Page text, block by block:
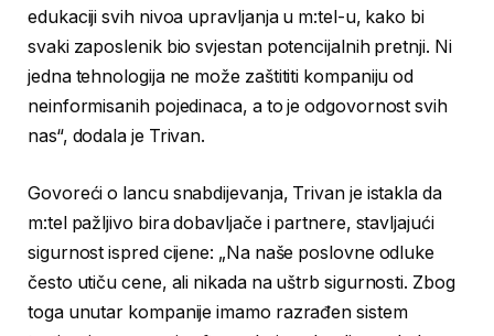
edukaciji svih nivoa upravljanja u m:tel-u, kako bi
svaki zaposlenik bio svjestan potencijalnih pretnji. Ni
jedna tehnologija ne može zaštititi kompaniju od
neinformisanih pojedinaca, a to je odgovornost svih
nas“, dodala je Trivan.
Govoreći o lancu snabdijevanja, Trivan je istakla da
m:tel pažljivo bira dobavljače i partnere, stavljajući
sigurnost ispred cijene: „Na naše poslovne odluke
često utiču cene, ali nikada na uštrb sigurnosti. Zbog
toga unutar kompanije imamo razrađen sistem